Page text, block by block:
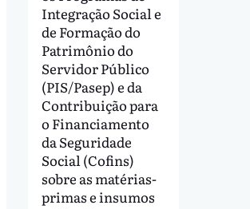
Integração Social e
de Formação do
Patrimônio do
Servidor Público
(PIS/Pasep) e da
Contribuição para
o Financiamento
da Seguridade
Social (Cofins)
sobre as matérias-
primas e insumos